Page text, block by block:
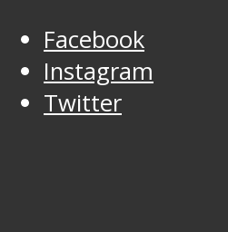
Facebook
Instagram
Twitter